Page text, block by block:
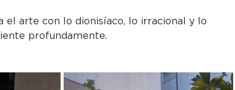
arte con lo dionisíaco, lo irracional y lo
profundamente.